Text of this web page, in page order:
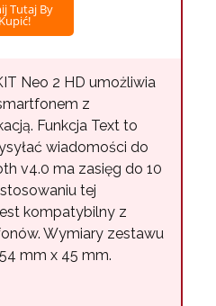
Tutaj By
Kupić!
Neo 2 HD umożliwia
z
Funkcja Text to
wiadomości do
v4.0 ma zasięg do 10
tej
kompatybilny z
Wymiary zestawu
mm x 45 mm.